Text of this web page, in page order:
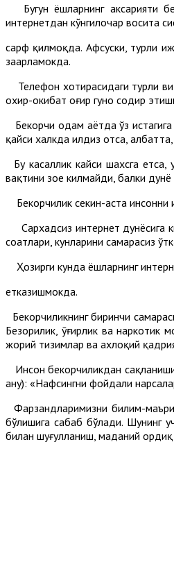
Бугун ёшларнинг аксарияти
интернетдан кўнгилочар восита
сарф қилмоқда. Афсуски, турли
заҳарламокда.
Телефон хотирасидаги турли
охир-окибат оғир гуноҳ содир
Бекорчи одам ҳаётда ўз
қайси халкда илдиз отса,
Бу касаллик кайси шахсга
вақтини зое килмайди, балки
Бекорчилик секин-аста инсонни
Сархадсиз интернет дунёсига
соатлари, кунларини самарасиз
Ҳозирги кунда ёшларнинг
етказишмокда.
Бекорчиликнинг биринчи
Безорилик, ӯғирлик ва наркотик
жорий тизимлар ва ахлоқий
Инсон бекорчиликдан сақланиши
анҳу): «Нафсингни фойдали
Фарзандларимизни билим-
бўлишига сабаб бўлади. Шунинг
билан шуғулланиш, маданий